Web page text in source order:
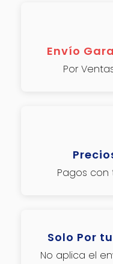
Envío
Por
Pagos con
Solo Por
No aplica el